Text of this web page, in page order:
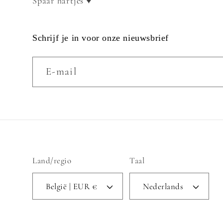
Schrijf je in voor onze nieuwsbrief
E‑mail
Land/regio
België | EUR €
Taal
Nederlands